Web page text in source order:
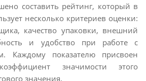
составить рейтинг, который в
несколько критериев оценки:
качество упаковки, внешний
и удобство при работе с
Каждому показателю присвоен
значимости этого
значения.